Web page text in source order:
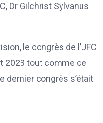
Dr Gilchrist Sylvanus
le congrès de l’UFC
2023 tout comme ce
dernier congrès s’était